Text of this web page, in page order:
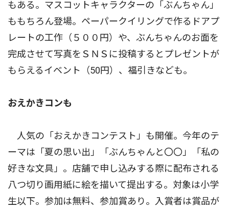
もある。マスコットキャラクターの「ぶんちゃん」
ももちろん登場。ペーパークイリングで作るドアプ
レートの工作（５００円）や、ぶんちゃんのお面を
完成させて写真をＳＮＳに投稿するとプレゼントが
もらえるイベント（50円）、福引きなども。
おえかきコンも
人気の「おえかきコンテスト」も開催。今年のテ
ーマは「夏の思い出」「ぶんちゃんと〇〇」「私の
好きな文具」。店舗で申し込みする際に配布される
八つ切り画用紙に絵を描いて提出する。対象は小学
生以下。参加は無料、参加賞あり。入賞者は賞品が